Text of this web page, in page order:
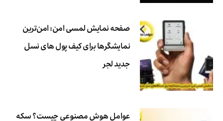
صفحه نمایش لمسی امن: امن‌ترین
نمایشگرها برای کیف پول های نسل
جدید لجر
عوامل هوش مصنوعی چیست؟ سکه